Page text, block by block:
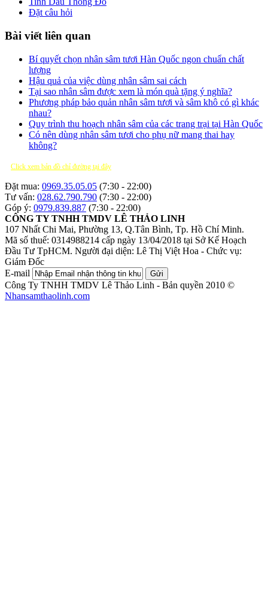
Đặt câu hỏi
Bài viết liên quan
Bí quyết chọn nhân sâm tươi Hàn Quốc ngon chuẩn chất
lượng
Hậu quả của việc dùng nhân sâm sai cách
Tại sao nhân sâm được xem là món quà tặng ý nghĩa?
Phương pháp bảo quản nhân sâm tươi và sâm khô có gì khác
nhau?
Quy trình thu hoạch nhân sâm của các trang trại tại Hàn Quốc
Có nên dùng nhân sâm tươi cho phụ nữ mang thai hay
không?
Click xem bản đồ chỉ đường tại đây
Đặt mua: 0969.35.05.05 (7:30 - 22:00)
Tư vấn: 028.62.790.790 (7:30 - 22:00)
Góp ý: 0979.839.887 (7:30 - 22:00)
CÔNG TY TNHH TMDV LÊ THẢO LINH
107 Nhất Chi Mai, Phường 13, Q.Tân Bình, Tp. Hồ Chí Minh.
Mã số thuế: 0314988214 cấp ngày 13/04/2018 tại Sở Kế Hoạch
Đầu Tư TpHCM. Người đại diện: Lê Thị Việt Hoa - Chức vụ:
Giám Đốc
E-mail
Gửi
Công Ty TNHH TMDV Lê Thảo Linh - Bản quyền 2010 ©
Nhansamthaolinh.com